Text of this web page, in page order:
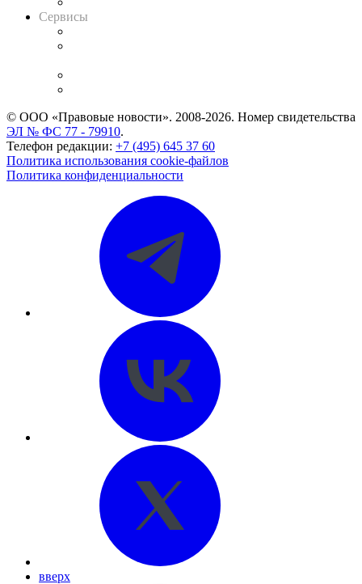
Сервисы
© ООО «Правовые новости». 2008-2026. Номер свидетельства
ЭЛ № ФС 77 - 79910.
Телефон редакции: +7 (495) 645 37 60
Политика использования cookie-файлов
Политика конфиденциальности
вверх